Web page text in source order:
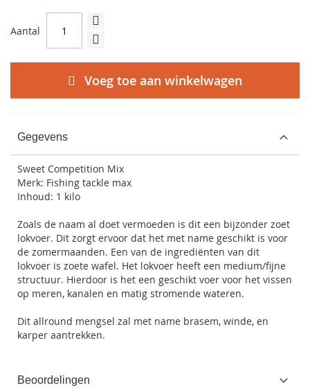
Aantal
Voeg toe aan winkelwagen
Gegevens
Sweet Competition Mix
Merk: Fishing tackle max
Inhoud: 1 kilo
Zoals de naam al doet vermoeden is dit een bijzonder zoet
lokvoer. Dit zorgt ervoor dat het met name geschikt is voor
de zomermaanden. Een van de ingrediënten van dit
lokvoer is zoete wafel. Het lokvoer heeft een medium/fijne
structuur. Hierdoor is het een geschikt voer voor het vissen
op meren, kanalen en matig stromende wateren.
Dit allround mengsel zal met name brasem, winde, en
karper aantrekken.
Beoordelingen